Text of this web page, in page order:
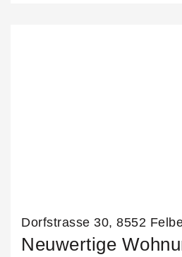
Dorfstrasse 30, 8552
Neuwertige